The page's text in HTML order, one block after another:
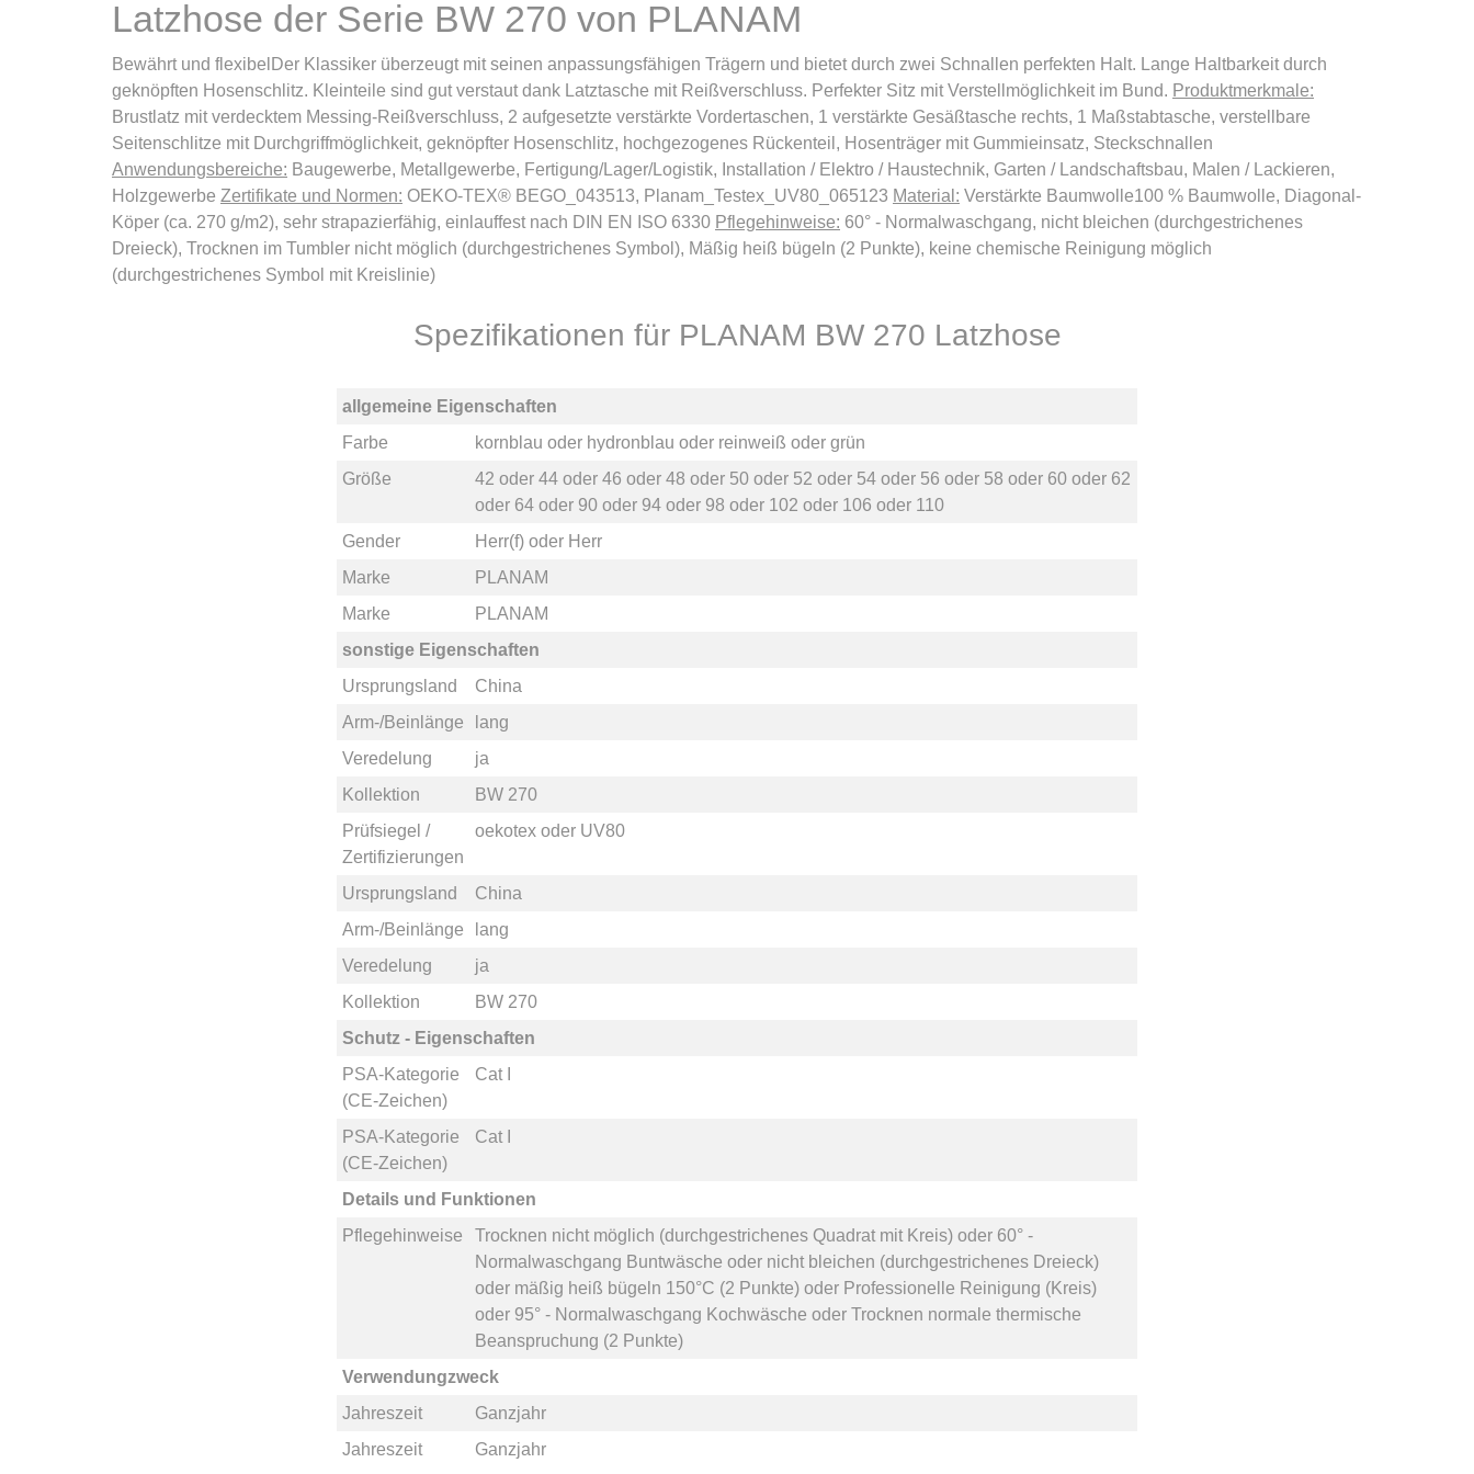
Latzhose der Serie BW 270 von PLANAM
Bewährt und flexibelDer Klassiker überzeugt mit seinen anpassungsfähigen Trägern und bietet durch zwei Schnallen perfekten Halt. Lange Haltbarkeit durch
geknöpften Hosenschlitz. Kleinteile sind gut verstaut dank Latztasche mit Reißverschluss. Perfekter Sitz mit Verstellmöglichkeit im Bund. Produktmerkmale:
Brustlatz mit verdecktem Messing-Reißverschluss, 2 aufgesetzte verstärkte Vordertaschen, 1 verstärkte Gesäßtasche rechts, 1 Maßstabtasche, verstellbare
Seitenschlitze mit Durchgriffmöglichkeit, geknöpfter Hosenschlitz, hochgezogenes Rückenteil, Hosenträger mit Gummieinsatz, Steckschnallen
Anwendungsbereiche: Baugewerbe, Metallgewerbe, Fertigung/Lager/Logistik, Installation / Elektro / Haustechnik, Garten / Landschaftsbau, Malen / Lackieren,
Holzgewerbe Zertifikate und Normen: OEKO-TEX® BEGO_043513, Planam_Testex_UV80_065123 Material: Verstärkte Baumwolle100 % Baumwolle, Diagonal-
Köper (ca. 270 g/m2), sehr strapazierfähig, einlauffest nach DIN EN ISO 6330 Pflegehinweise: 60° - Normalwaschgang, nicht bleichen (durchgestrichenes
Dreieck), Trocknen im Tumbler nicht möglich (durchgestrichenes Symbol), Mäßig heiß bügeln (2 Punkte), keine chemische Reinigung möglich
(durchgestrichenes Symbol mit Kreislinie)
Spezifikationen für PLANAM BW 270 Latzhose
allgemeine Eigenschaften
Farbe
kornblau oder hydronblau oder reinweiß oder grün
Größe
42 oder 44oder 46 oder 48 oder 50oder 52 oder 54oder 56 oder 58 oder 60oder 62
oder 64oder 90oder 94oder 98 oder 102 oder 106 oder 110
Gender
Herr(f)oder Herr
Marke
PLANAM
Marke
PLANAM
sonstige Eigenschaften
Ursprungsland
China
Arm-/Beinlänge
lang
Veredelung
ja
Kollektion
BW 270
Prüfsiegel /
Zertifizierungen
oekotexoder UV80
Ursprungsland
China
Arm-/Beinlänge
lang
Veredelung
ja
Kollektion
BW 270
Schutz - Eigenschaften
PSA-Kategorie
(CE-Zeichen)
Cat I
PSA-Kategorie
(CE-Zeichen)
Cat I
Details und Funktionen
Pflegehinweise
Trocknen nicht möglich (durchgestrichenes Quadrat mit Kreis)oder 60° -
Normalwaschgang Buntwäsche oder nicht bleichen (durchgestrichenes Dreieck)
oder mäßig heiß bügeln 150°C (2 Punkte)oder Professionelle Reinigung (Kreis)
oder 95° - Normalwaschgang Kochwäsche oder Trocknen normale thermische
Beanspruchung (2 Punkte)
Verwendungzweck
Jahreszeit
Ganzjahr
Jahreszeit
Ganzjahr